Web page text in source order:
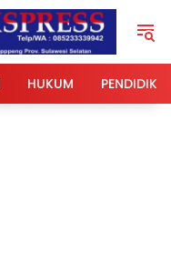
HUKUM